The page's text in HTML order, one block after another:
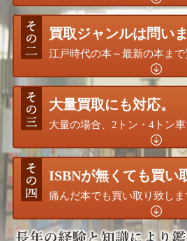
買取ジャンルは問いま
江戸時代の本～最新の本まで
大量買取にも対応。
大量の場合、2トン・4トン
ISBNが無くても買い
痛んだ本でも買い取り致しま